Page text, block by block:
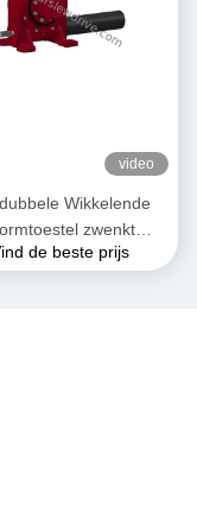
video
Wikkelende
zwenkt
Aandrijving voor
de beste prijs